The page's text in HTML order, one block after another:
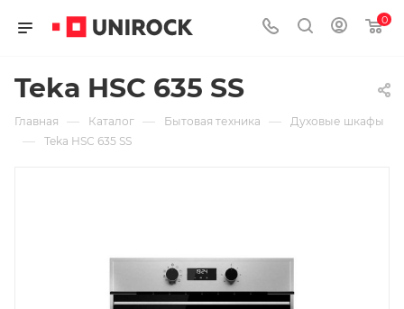
0
Teka HSC 635 SS
Главная — Каталог — Бытовая техника — Духовые шкафы
— Teka HSC 635 SS